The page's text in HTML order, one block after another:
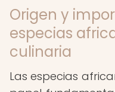
Origen y
especias
culinaria
Las especias